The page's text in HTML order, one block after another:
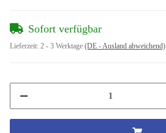
Sofort verfügbar
Lieferzeit: 2 - 3 Werktage (DE - Ausland abweichend)